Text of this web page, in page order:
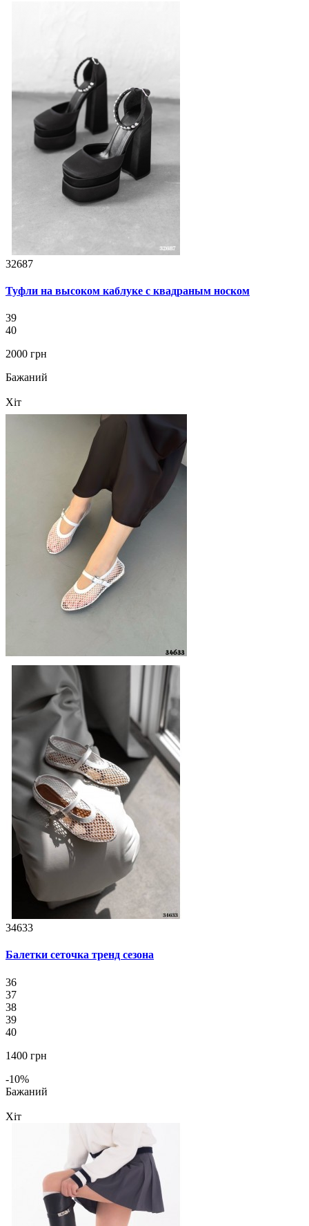
32687
Туфли на высоком каблуке с квадраным носком
39
40
2000 грн
Бажаний
Хіт
34633
Балетки сеточка тренд сезона
36
37
38
39
40
1400 грн
-10%
Бажаний
Хіт